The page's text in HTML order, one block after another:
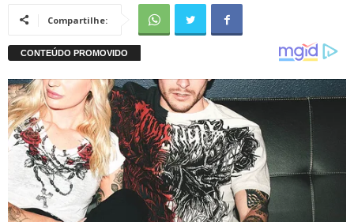
Compartilhe: